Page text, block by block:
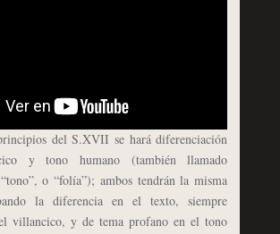
del S.XVII se hará diferenciación
y tono humano (también llamado
o “folía”); ambos tendrán la misma
la diferencia en el texto, siempre
villancico, y de tema profano en el tono